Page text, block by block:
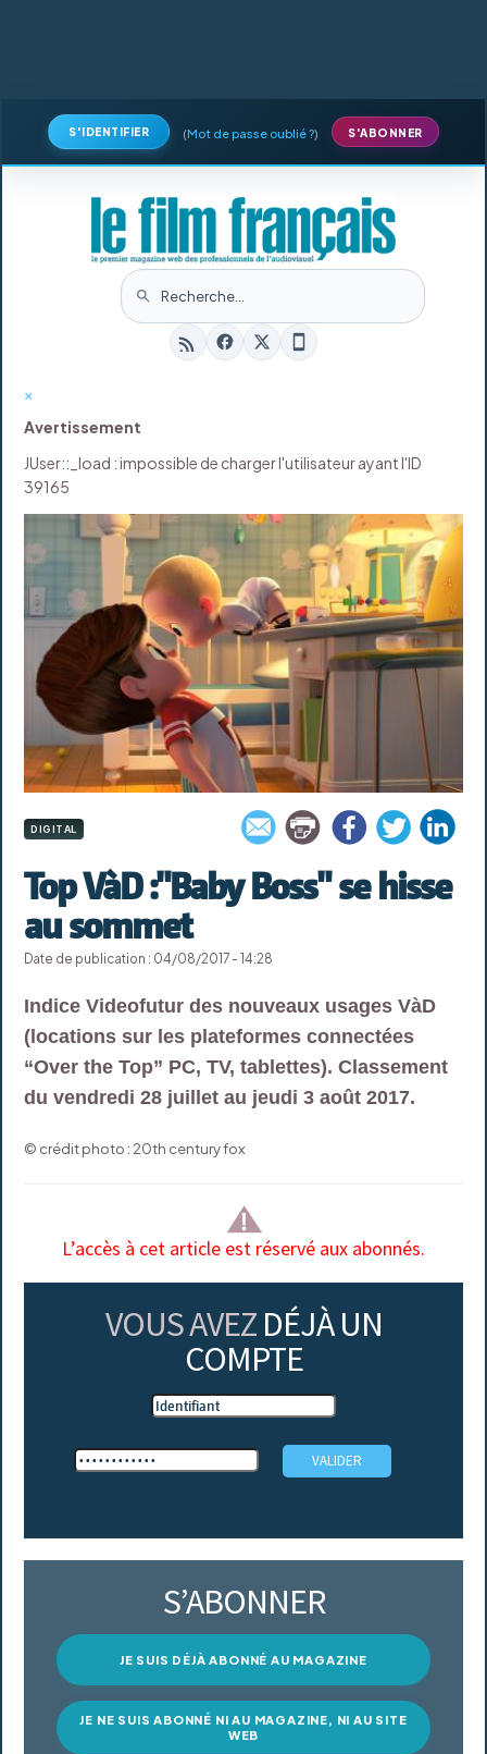
S'IDENTIFIER (Mot de passe oublié ?) S'ABONNER
×
Avertissement
JUser::_load : impossible de charger l'utilisateur ayant l'ID
39165
DIGITAL
Top VàD :"Baby Boss" se hisse
au sommet
Date de publication : 04/08/2017 - 14:28
Indice Videofutur des nouveaux usages VàD
(locations sur les plateformes connectées
“Over the Top” PC, TV, tablettes). Classement
du vendredi 28 juillet au jeudi 3 août 2017.
© crédit photo : 20th century fox
L’accès à cet article est réservé aux abonnés.
VOUS AVEZ DÉJÀ UN
COMPTE
S’ABONNER
JE SUIS DÉJÀ ABONNÉ AU MAGAZINE
JE NE SUIS ABONNÉ NI AU MAGAZINE, NI AU SITE
WEB